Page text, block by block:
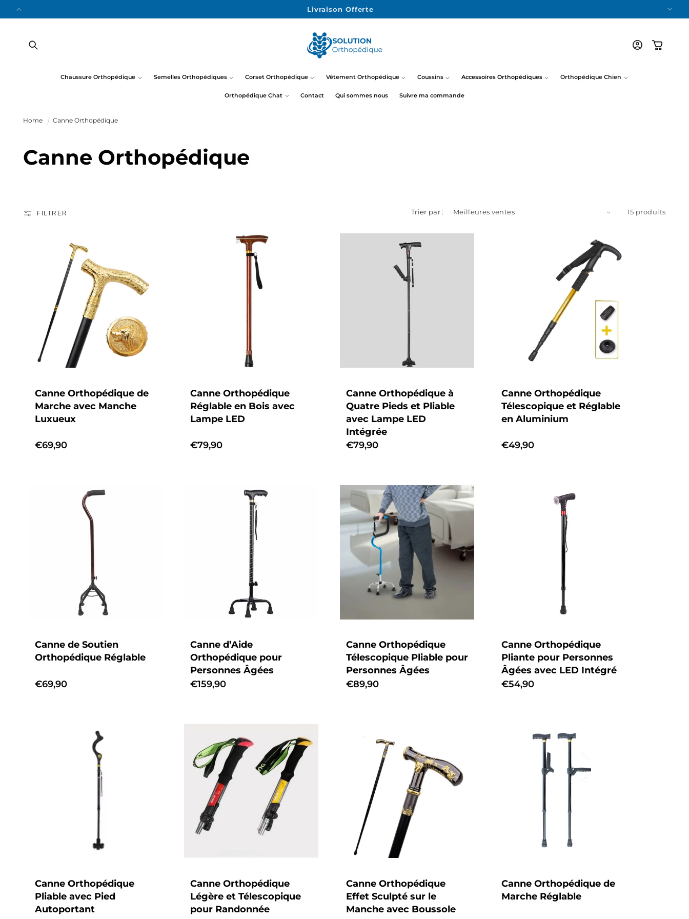
PASSER
AU
14 Jours pour essayer !
Chaussure Orthopédique Semelles Orthopédiques Corset Orthopédique Vêtement Orthopédique Coussins Accessoires Orthopédiques Orthopédique Chien
Orthopédique Chat Contact Qui sommes nous Suivre ma commande
ConnexionPanier
Home Canne Orthopédique
C
l
o
n
Canne Orthopédique
FILTRER Trier par : 15 produits
Canne Orthopédique de
Marche avec Manche
Luxueux
Prix
€69,90
Canne Orthopédique
Réglable en Bois avec
Lampe LED
Prix
€79,90
Canne Orthopédique à
Quatre Pieds et Pliable
avec Lampe LED
Intégrée
Prix
€79,90
Canne Orthopédique
Télescopique et Réglable
en Aluminium
Prix
€49,90
Canne de Soutien
Orthopédique Réglable
Prix
€69,90
Canne d’Aide
Orthopédique pour
Personnes Âgées
Prix
€159,90
Canne Orthopédique
Télescopique Pliable pour
Personnes Âgées
Prix
€89,90
Canne Orthopédique
Pliante pour Personnes
Âgées avec LED Intégré
Prix
€54,90
Canne Orthopédique
Pliable avec Pied
Autoportant
Canne Orthopédique
Légère et Télescopique
pour Randonnée
Canne Orthopédique
Effet Sculpté sur le
Manche avec Boussole
Canne Orthopédique de
Marche Réglable